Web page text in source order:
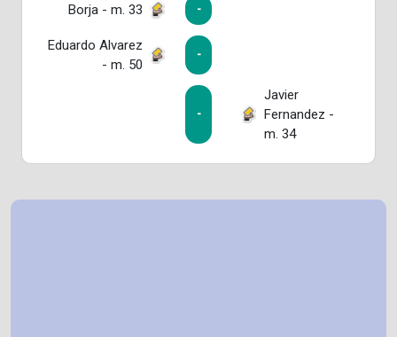
Borja - m. 33 -
Eduardo Alvarez
- m. 50
-
-
Javier
Fernandez -
m. 34